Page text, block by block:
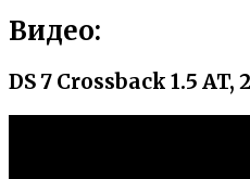
Видео:
DS 7 Crossback 1.5